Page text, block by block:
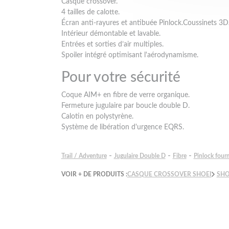
Casque crossover.
4 tailles de calotte.
Écran anti-rayures et antibuée Pinlock.Coussinets
Intérieur démontable et lavable.
Entrées et sorties d’air multiples.
Spoiler intégré optimisant l'aérodynamisme.
Pour votre sécurité
Coque AIM+ en fibre de verre organique.
Fermeture jugulaire par boucle double D.
Calotin en polystyrène.
Système de libération d'urgence EQRS.
Trail / Adventure - Jugulaire Double D - Fibre - Pinlock
VOIR + DE PRODUITS :CASQUE CROSSOVER SHOEI